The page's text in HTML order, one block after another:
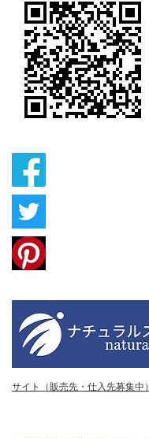
サイト（販売先・仕入先募集中）